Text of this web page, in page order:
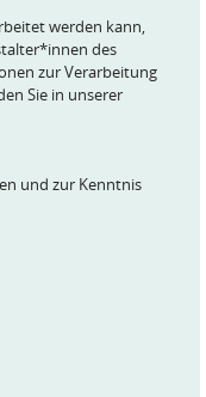
werden kann,
des
zur Verarbeitung
Sie in unserer
und zur Kenntnis